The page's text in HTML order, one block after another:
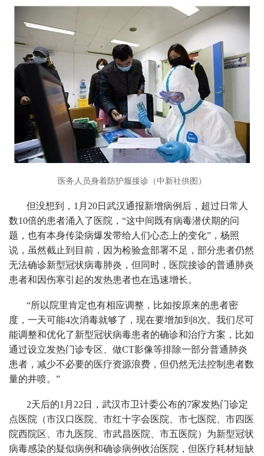
医务人员身着防护服接诊（中新社供图）
但没想到，1月20日武汉通报新增病例后，超过日常人
数10倍的患者涌入了医院，“这中间既有病毒潜伏期的问
题，也有本身传染病爆发带给人们心态上的变化”，杨照
说，虽然截止到目前，因为检验盒部署不足，部分患者仍然
无法确诊新型冠状病毒肺炎，但同时，医院接诊的普通肺炎
患者和因伤寒引起的发热患者也在迅速增长。
“所以院里肯定也有相应调整，比如按原来的患者密
度，一天可能4次消毒就够了，现在要增加到8次。我们尽可
能调整和优化了新型冠状病毒患者的确诊和治疗方案，比如
通过设立发热门诊专区、做CT影像等排除一部分普通肺炎
患者，减少不必要的医疗资源浪费，但仍然无法控制患者数
量的井喷。”
2天后的1月22日，武汉市卫计委公布的7家发热门诊定
点医院（市汉口医院、市红十字会医院、市七医院、市四医
院西院区、市九医院、市武昌医院、市五医院）为新型冠状
病毒感染的疑似病例和确诊病例收治医院，但医疗耗材短缺